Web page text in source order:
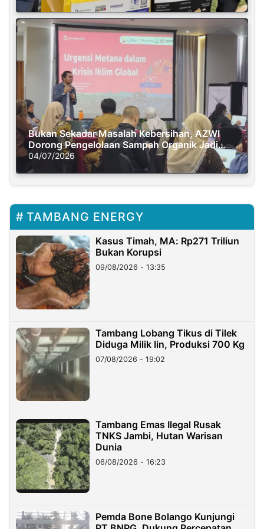
Bukan Sekadar Masalah Kebersihan, AZWI
Dorong Pengelolaan Sampah Organik Jadi
Solusi Krisis Iklim
04/07/2026
TAMBANG ENERGY
Kasus Timah, MA: Rp271 Triliun
Bukan Korupsi
09/08/2026 - 13:35
Tambang Lobang Tikus di Tilek
Diduga Milik Iin, Produksi 700 Kg
07/08/2026 - 19:02
Tambang Emas Ilegal Rusak
TNKS Jambi, Hutan Warisan
Dunia
06/08/2026 - 16:23
Pemda Bone Bolango Kunjungi